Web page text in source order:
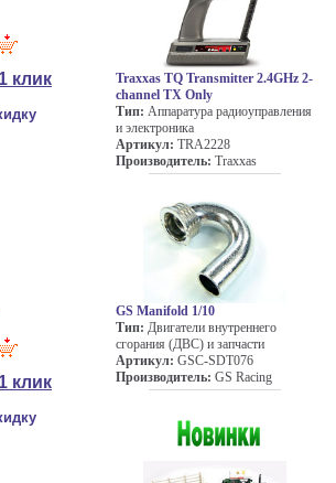
клик
клик
Traxxas TQ Transmitter 2.4GHz 2-
channel TX Only
Тип: Аппаратура радиоуправления
и электроника
Артикул: TRA2228
Производитель: Traxxas
GS Manifold 1/10
Тип: Двигатели внутреннего
сгорания (ДВС) и запчасти
Артикул: GSC-SDT076
Производитель: GS Racing